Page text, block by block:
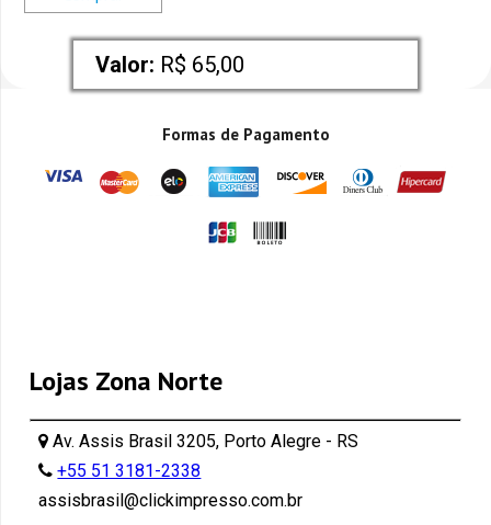
Valor: R$ 65,00
Formas de Pagamento
Lojas Zona Norte
Av. Assis Brasil 3205, Porto Alegre - RS
+55 51 3181-2338
assisbrasil@clickimpresso.com.br